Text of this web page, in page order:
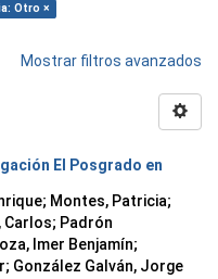
Otro ×
Mostrar filtros avanzados
El Posgrado en
; Montes, Patricia;
Carlos; Padrón
Imer Benjamín;
; González Galván, Jorge